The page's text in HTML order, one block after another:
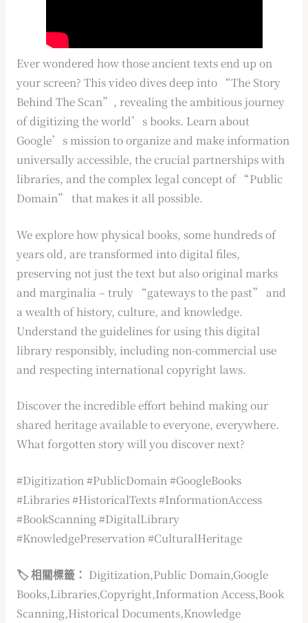
Ever wondered how those ancient texts end up on
your screen? This video dives deep into “The Story
Behind The Scan”, revealing the ambitious journey
of digitizing the world’s books. Learn about
Google’s mission to organize and make information
universally accessible, the crucial partnerships with
libraries, and the complex legal concept of “Public
Domain” that makes it all possible.
We explore how physical books, some hundreds of
years old, are transformed into digital files,
preserving not just the text but also original marks
and marginalia – truly “gateways to the past” and
a wealth of history, culture, and knowledge.
Understand the guidelines for using this digital
library responsibly, including non-commercial use
and respecting international copyright laws.
Discover the incredible effort behind making our
shared heritage available to everyone, everywhere.
What forgotten story will you discover next?
#Digitization #PublicDomain #GoogleBooks
#Libraries #HistoricalTexts #InformationAccess
#BookScanning #DigitalLibrary
#KnowledgePreservation #CulturalHeritage
🏷️ 相關標籤： Digitization,Public Domain,Google
Books,Libraries,Copyright,Information Access,Book
Scanning,Historical Documents,Knowledge